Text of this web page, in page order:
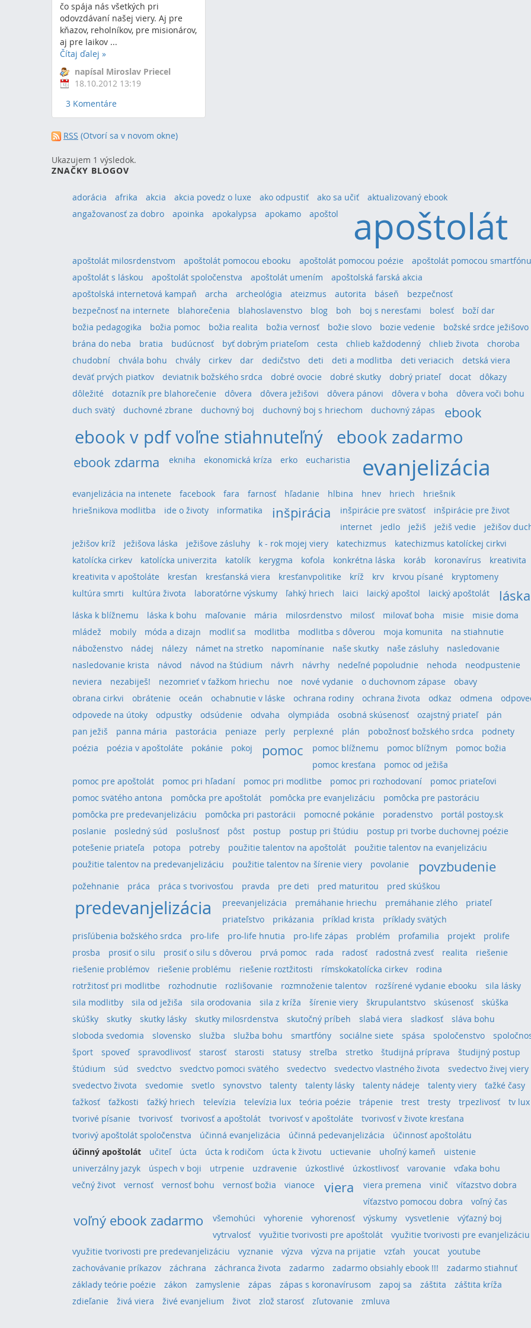
čo spája nás všetkých pri
odovzdávaní našej viery. Aj pre
kňazov, reholníkov, pre misionárov,
aj pre laikov ...
Čítaj ďalej »
napísal Miroslav Priecel
18.10.2012 13:19
3 Komentáre
RSS (Otvorí sa v novom okne)
Ukazujem 1 výsledok.
ZNAČKY BLOGOV
adorácia afrika akcia akcia povedz o luxe ako odpustiť ako sa učiť
aktualizovaný ebook
angažovanosť za dobro
apoinka apokalypsa apokamo apoštol apoštolát
apoštolát milosrdenstvom apoštolát pomocou ebooku apoštolát pomocou poézie
apoštolát pomocou smartfónu
apoštolát s láskou
apoštolát spoločenstva apoštolát umením
apoštolská farská akcia
apoštolská internetová kampaň
archa archeológia ateizmus autorita báseň
bezpečnosť
bezpečnosť na internete
blahorečenia blahoslavenstvo blog boh boj s neresťami bolesť
boží dar
božia pedagogika
božia pomoc božia realita božia vernosť božie slovo bozie vedenie
božské srdce ježišovo
brána do neba
bratia budúcnosť byť dobrým priateľom cesta chlieb každodenný chlieb života
choroba
chudobní
chvála bohu chvály cirkev dar dedičstvo deti deti a modlitba deti veriacich
detská viera
deväť prvých piatkov
deviatnik božského srdca dobré ovocie dobré skutky dobrý priateľ docat
dôkazy
dôležité
dotazník pre blahorečenie dôvera dôvera ježišovi dôvera pánovi dôvera v boha
dôvera voči bohu
duch svätý
duchovné zbrane duchovný boj duchovný boj s hriechom duchovný zápas ebook
ebook v pdf voľne stiahnuteľný ebook zadarmo
ebook zdarma ekniha ekonomická kríza erko eucharistia evanjelizácia
evanjelizácia na intenete facebook fara farnosť hľadanie hlbina hnev hriech
hriešnik
hriešnikova modlitba
ide o životy informatika inšpirácia inšpirácie pre svätosť
inšpirácie pre život
internet
jedlo ježiš ježiš vedie
ježišov
ježišov kríž
ježišova láska ježišove zásluhy k - rok mojej viery katechizmus
katechizmus katolíckej cirkvi
katolícka cirkev
katolícka univerzita katolík kerygma kofola konkrétna láska koráb koronavírus
kreativita
kreativita v apoštoláte
kresťan kresťanská viera kresťanvpolitike kríž krv krvou písané
kryptomeny
kultúra smrti
kultúra života laboratórne výskumy ľahký hriech laici laický apoštol laický apoštolát láska
láska k blížnemu láska k bohu maľovanie mária milosrdenstvo milosť milovať boha misie
misie doma
mládež
mobily móda a dizajn modliť sa modlitba modlitba s dôverou moja komunita
na stiahnutie
náboženstvo
nádej nálezy námet na stretko napomínanie naše skutky naše zásluhy
nasledovanie
nasledovanie krista
návod návod na štúdium návrh návrhy nedeľné popoludnie nehoda
neodpustenie
neviera
nezabiješ! nezomrieť v ťažkom hriechu noe nové vydanie o duchovnom zápase
obavy
obrana cirkvi
obrátenie oceán ochabnutie v láske ochrana rodiny ochrana života odkaz odmena
odpovede na útoky
odpustky odsúdenie odvaha olympiáda osobná skúsenosť ozajstný priateľ
pán
pan ježiš
panna mária pastorácia peniaze perly perplexné plán pobožnosť božského srdca
podnety
poézia
poézia v apoštoláte pokánie pokoj pomoc pomoc blížnemu pomoc blížnym
pomoc božia
pomoc kresťana
pomoc od ježiša
pomoc pre apoštolát
pomoc pri hľadaní pomoc pri modlitbe pomoc pri rozhodovaní
pomoc priateľovi
pomoc svätého antona
pomôcka pre apoštolát pomôcka pre evanjelizáciu
pomôcka pre pastoráciu
pomôcka pre predevanjelizáciu
pomôcka pri pastorácii pomocné pokánie poradenstvo
portál postoy.sk
poslanie
posledný súd poslušnosť pôst postup postup pri štúdiu
postup pri tvorbe duchovnej poézie
potešenie priateľa
potopa potreby použitie talentov na apoštolát
použitie talentov na evanjelizáciu
použitie talentov na predevanjelizáciu
použitie talentov na šírenie viery povolanie povzbudenie
požehnanie práca práca s tvorivosťou pravda pre deti pred maturitou pred skúškou
predevanjelizácia preevanjelizácia premáhanie hriechu premáhanie zlého
priateľ
priateľstvo
prikázania príklad krista
príklady svätých
prisľúbenia božského srdca
pro-life pro-life hnutia pro-life zápas problém profamilia projekt
prolife
prosba
prosiť o silu prosiť o silu s dôverou prvá pomoc rada radosť radostná zvesť realita
riešenie
riešenie problémov
riešenie problému riešenie roztžitosti rímskokatolícka cirkev
rodina
rotržitosť pri modlitbe
rozhodnutie rozlišovanie rozmnoženie talentov rozšírené vydanie ebooku
sila lásky
sila modlitby
sila od ježiša sila orodovania sila z kríža šírenie viery škrupulantstvo skúsenosť
skúška
skúšky
skutky skutky lásky skutky milosrdenstva skutočný príbeh slabá viera sladkosť
sláva bohu
sloboda svedomia
slovensko služba služba bohu smartfóny sociálne siete spása spoločenstvo
šport
spoveď spravodlivosť starosť starosti statusy streľba stretko študijná príprava
študijný postup
štúdium
súd svedctvo svedctvo pomoci svätého svedectvo svedectvo vlastného života
svedectvo živej viery
svedectvo života
svedomie svetlo synovstvo talenty talenty lásky talenty nádeje talenty viery
ťažké časy
ťažkosť
ťažkosti ťažký hriech televízia televízia lux teória poézie trápenie trest tresty trpezlivosť
tv lux
tvorivé písanie
tvorivosť tvorivosť a apoštolát tvorivosť v apoštoláte
tvorivosť v živote kresťana
tvorivý apoštolát spoločenstva
účinná evanjelizácia účinná pedevanjelizácia
účinnosť apoštolátu
účinný apoštolát
učiteľ úcta úcta k rodičom úcta k životu uctievanie uhoľný kameň
uistenie
univerzálny jazyk
úspech v boji utrpenie uzdravenie úzkostlivé úzkostlivosť varovanie
vďaka bohu
večný život
vernosť vernosť bohu vernosť božia vianoce viera viera premena vinič
víťazstvo dobra
víťazstvo pomocou dobra
voľný čas
voľný ebook zadarmo všemohúci vyhorenie vyhorenosť výskumy vysvetlenie
výťazný boj
vytrvalosť
využitie tvorivosti pre apoštolát
využitie tvorivosti pre evanjelizáciu
využitie tvorivosti pre predevanjelizáciu
vyznanie výzva výzva na prijatie vzťah youcat
youtube
zachovávanie príkazov
záchrana záchranca života zadarmo zadarmo obsiahly ebook !!!
zadarmo stiahnuť
základy teórie poézie
zákon zamyslenie zápas zápas s koronavírusom zapoj sa záštita
záštita kríža
zdieľanie
živá viera živé evanjelium život zlož starosť zľutovanie zmluva